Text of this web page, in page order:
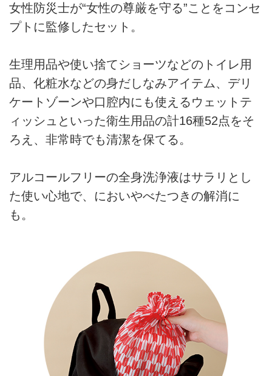
女性防災士が“女性の尊厳を守る”ことをコンセ
プトに監修したセット。
生理用品や使い捨てショーツなどのトイレ用
品、化粧水などの身だしなみアイテム、デリ
ケートゾーンや口腔内にも使えるウェットテ
ィッシュといった衛生用品の計16種52点をそ
ろえ、非常時でも清潔を保てる。
アルコールフリーの全身洗浄液はサラリとし
た使い心地で、においやべたつきの解消に
も。